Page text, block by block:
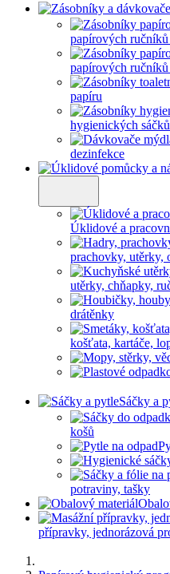
papírových ručníků
papírových
papíru
hygienických sáčků
dezinfekce
Úklidové a
prachovky, utěrky,
utěrky, chňapky,
drátěnky
košťata, kartáče,
Sáčky a
košů
potraviny, tašky
přípravky, jednorázová